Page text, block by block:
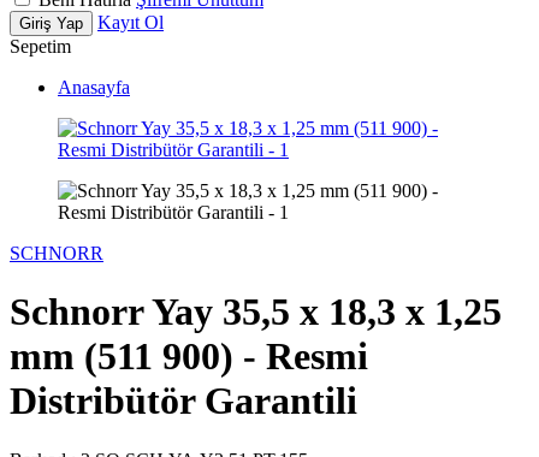
Giriş Yap
Kayıt Ol
Sepetim
Anasayfa
SCHNORR
Schnorr Yay 35,5 x 18,3 x 1,25
mm (511 900) - Resmi
Distribütör Garantili